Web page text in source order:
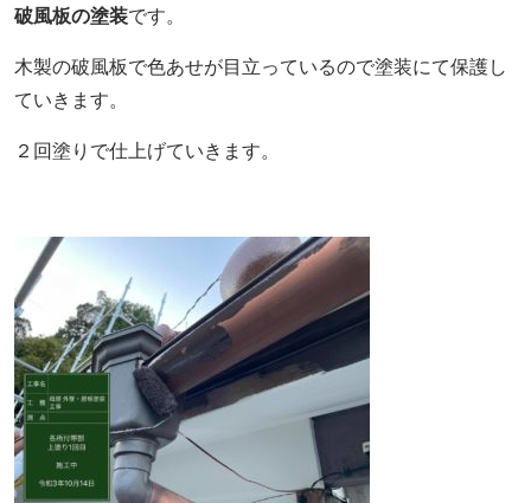
破風板の塗装です。
木製の破風板で色あせが目立っているので塗装にて保護し
ていきます。
２回塗りで仕上げていきます。